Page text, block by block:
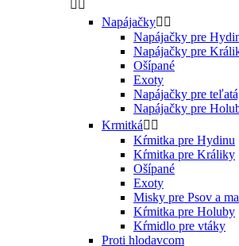
 
Napájačky 
Napájačky pre
Napájačky pre
Ošípané
Exoty
Napájačky pre
Napájačky pre
Krmitká 
Kŕmitka pre Hydinu
Kŕmitka pre Králiky
Ošípané
Exoty
Misky pre Psov a
Kŕmitka pre Holuby
Kŕmidlo pre vtáky
Proti hlodavcom